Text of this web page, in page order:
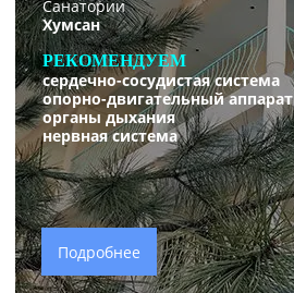
Санатории
Хумсан
РЕКОМЕНДУЕМ
сердечно-сосудистая система
опорно-двигательный аппарат
органы дыхания
нервная система
Подробнее